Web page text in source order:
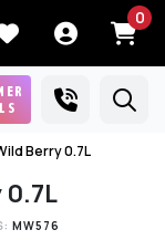
0
Berry 0.7L
0.7L
MW576